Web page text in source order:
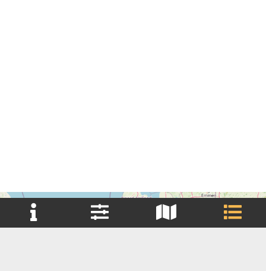
Reset filter(s)
−